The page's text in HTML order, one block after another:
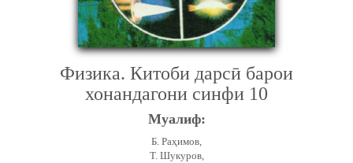
Физика. Китоби дарсӣ барои
хонандагони синфи 10
Муалиф:
Б. Раҳимов,
Т. Шукуров,